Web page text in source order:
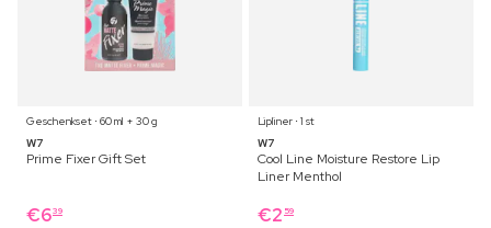
Geschenkset ⋅ 60 ml + 30 g
W7
Prime Fixer Gift Set
€639
Lipliner ⋅ 1 st
W7
Cool Line Moisture Restore Lip
Liner Menthol
€2 59